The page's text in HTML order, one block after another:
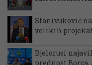
Stanivuković
velikih
Bjelorusi
prednost